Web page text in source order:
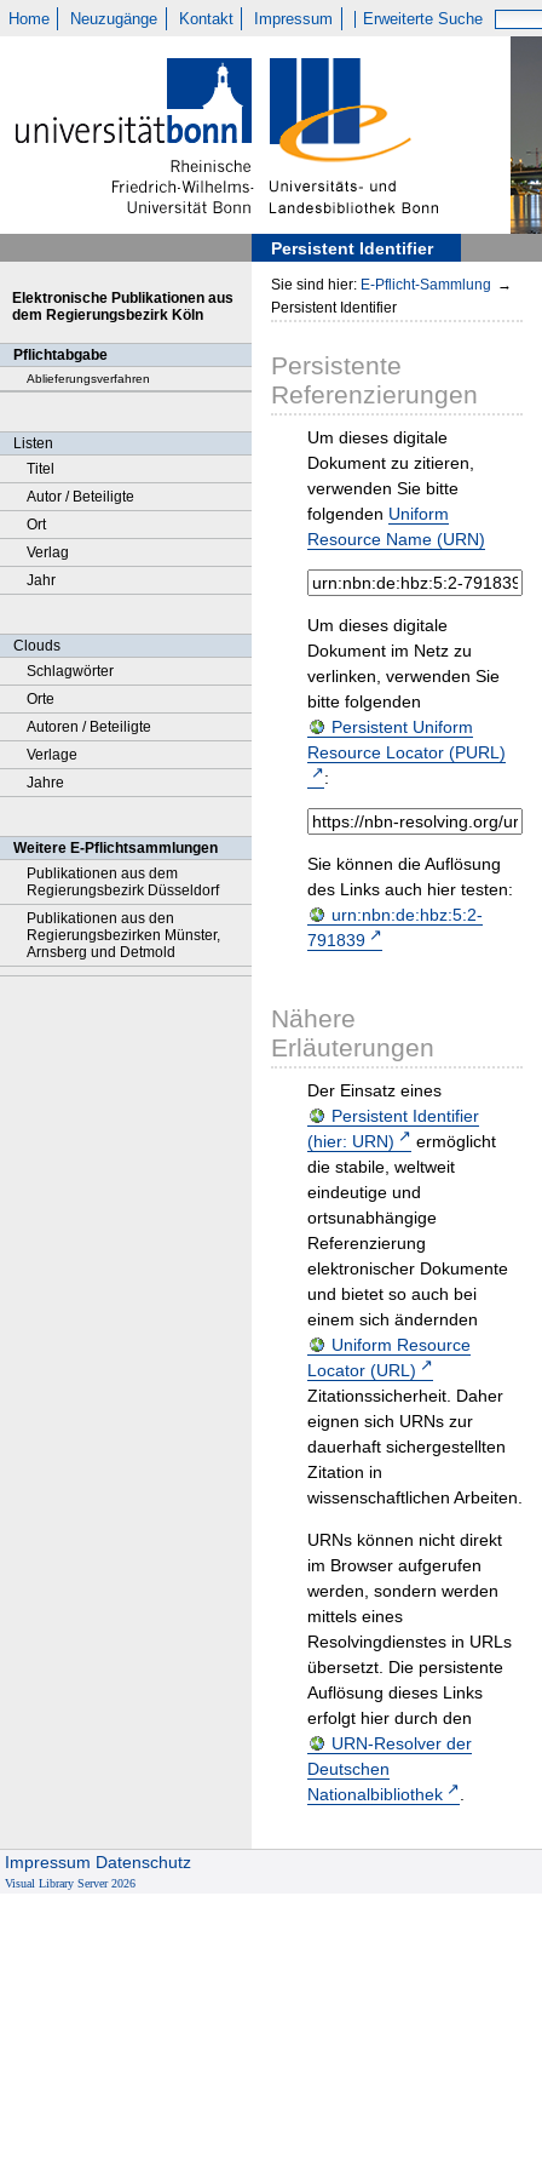
Home Neuzugänge Kontakt Impressum Erweiterte Suche
Persistent Identifier
Elektronische Publikationen aus
dem Regierungsbezirk Köln
Pflichtabgabe
Ablieferungsverfahren
Listen
Titel
Autor / Beteiligte
Ort
Verlag
Jahr
Clouds
Schlagwörter
Orte
Autoren / Beteiligte
Verlage
Jahre
Weitere E-Pflichtsammlungen
Publikationen aus dem
Regierungsbezirk Düsseldorf
Publikationen aus den
Regierungsbezirken Münster,
Arnsberg und Detmold
Sie sind hier: E-Pflicht-Sammlung →
Persistent Identifier
Persistente
Referenzierungen
Um dieses digitale
Dokument zu zitieren,
verwenden Sie bitte
folgenden Uniform
Resource Name (URN)
Um dieses digitale
Dokument im Netz zu
verlinken, verwenden Sie
bitte folgenden
Persistent Uniform
Resource Locator (PURL)
:
Sie können die Auflösung
des Links auch hier testen:
urn:nbn:de:hbz:5:2-
791839
Nähere
Erläuterungen
Der Einsatz eines
Persistent Identifier
(hier: URN)
ermöglicht
die stabile, weltweit
eindeutige und
ortsunabhängige
Referenzierung
elektronischer Dokumente
und bietet so auch bei
einem sich ändernden
Uniform Resource
Locator (URL)
Zitationssicherheit. Daher
eignen sich URNs zur
dauerhaft sichergestellten
Zitation in
wissenschaftlichen Arbeiten.
URNs können nicht direkt
im Browser aufgerufen
werden, sondern werden
mittels eines
Resolvingdienstes in URLs
übersetzt. Die persistente
Auflösung dieses Links
erfolgt hier durch den
URN-Resolver der
Deutschen
Nationalbibliothek
.
Impressum Datenschutz
Visual Library Server 2026